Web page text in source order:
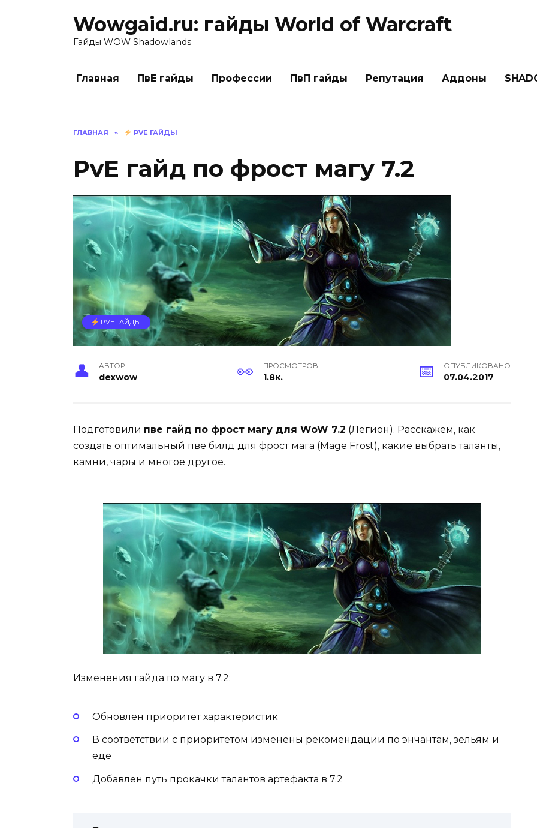
Wowgaid.ru: гайды World of Warcraft
Гайды WOW Shadowlands
Главная ПвЕ гайды Профессии ПвП гайды Репутация Аддоны
ГЛАВНАЯ » PVE ГАЙДЫ
PvE гайд по фрост магу 7.2
PVE ГАЙДЫ
АВТОР
dexwow
ПРОСМОТРОВ
1.8к.
ОПУБЛИКОВАНО
07.04.2017
Подготовили пве гайд по фрост магу для WoW 7.2 (Легион). Расскажем, как
создать оптимальный пве билд для фрост мага (Mage Frost), какие выбрать таланты,
камни, чары и многое другое.
Изменения гайда по магу в 7.2:
Обновлен приоритет характеристик
В соответствии с приоритетом изменены рекомендации по энчантам, зельям и
еде
Добавлен путь прокачки талантов артефакта в 7.2